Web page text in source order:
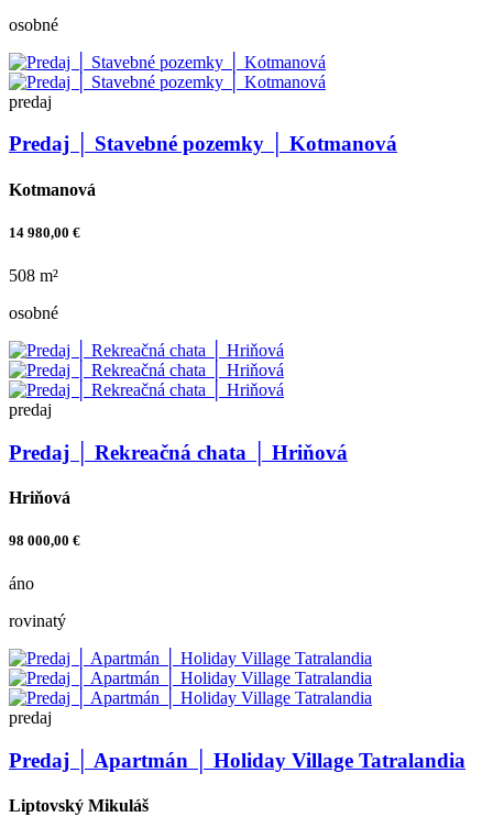
osobné
predaj
Predaj │ Stavebné pozemky │ Kotmanová
Kotmanová
14 980,00 €
508 m²
osobné
predaj
Predaj │ Rekreačná chata │ Hriňová
Hriňová
98 000,00 €
áno
rovinatý
predaj
Predaj │ Apartmán │ Holiday Village Tatralandia
Liptovský Mikuláš